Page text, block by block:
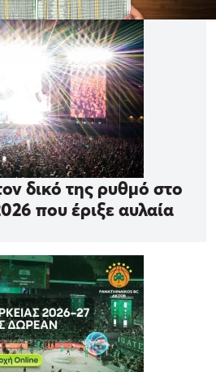
δικό της ρυθμό στο
που έριξε αυλαία